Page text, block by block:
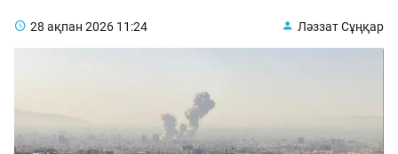
28 ақпан 2026 11:24 Ләззат Сұңқар